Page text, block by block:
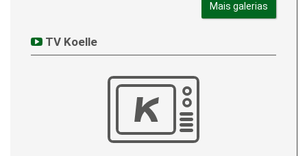
Mais galerias
TV Koelle